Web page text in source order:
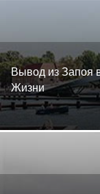
Вывод из Запоя
Жизни